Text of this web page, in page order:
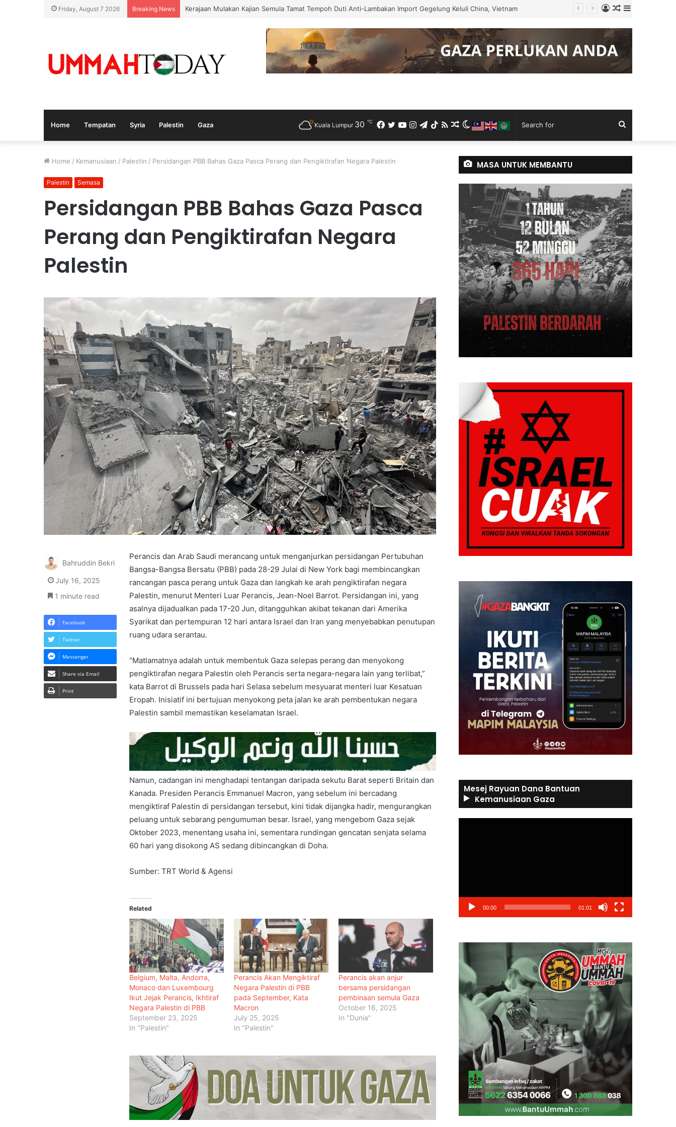
Friday, August 7 2026 Breaking News Kerajaan Mulakan Kajian Semula Tamat Tempoh Duti Anti-Lambakan Import Gegelung Keluli China, Vietnam
Random
Article
Log
In
Home Tempatan Syria Palestin Gaza
for
Switch
skin
Random
Article
RSS
TikTok
Telegram
Instagram
YouTube
Twitter
Facebook
Kuala Lumpur 30 ℃
Home / Kemanusiaan / Palestin / Persidangan PBB Bahas Gaza Pasca Perang dan Pengiktirafan Negara Palestin
Palestin Semasa
Persidangan PBB Bahas Gaza Pasca
Perang dan Pengiktirafan Negara
Palestin
Perancis dan Arab Saudi merancang untuk menganjurkan persidangan Pertubuhan
Bangsa-Bangsa Bersatu (PBB) pada 28-29 Julai di New York bagi membincangkan
rancangan pasca perang untuk Gaza dan langkah ke arah pengiktirafan negara
Palestin, menurut Menteri Luar Perancis, Jean-Noel Barrot. Persidangan ini, yang
asalnya dijadualkan pada 17-20 Jun, ditangguhkan akibat tekanan dari Amerika
Syarikat dan pertempuran 12 hari antara Israel dan Iran yang menyebabkan penutupan
ruang udara serantau.
“Matlamatnya adalah untuk membentuk Gaza selepas perang dan menyokong
pengiktirafan negara Palestin oleh Perancis serta negara-negara lain yang terlibat,”
kata Barrot di Brussels pada hari Selasa sebelum mesyuarat menteri luar Kesatuan
Eropah. Inisiatif ini bertujuan menyokong peta jalan ke arah pembentukan negara
Palestin sambil memastikan keselamatan Israel.
Namun, cadangan ini menghadapi tentangan daripada sekutu Barat seperti Britain dan
Kanada. Presiden Perancis Emmanuel Macron, yang sebelum ini bercadang
mengiktiraf Palestin di persidangan tersebut, kini tidak dijangka hadir, mengurangkan
peluang untuk sebarang pengumuman besar. Israel, yang mengebom Gaza sejak
Oktober 2023, menentang usaha ini, sementara rundingan gencatan senjata selama
60 hari yang disokong AS sedang dibincangkan di Doha.
Sumber: TRT World & Agensi
Related
Belgium, Malta, Andorra,
Monaco dan Luxembourg
Ikut Jejak Perancis, Ikhtiraf
Negara Palestin di PBB
September 23, 2025
In "Palestin"
Perancis Akan Mengiktiraf
Negara Palestin di PBB
pada September, Kata
Macron
July 25, 2025
In "Palestin"
Perancis akan anjur
bersama persidangan
pembinaan semula Gaza
October 16, 2025
In "Dunia"
Bahruddin Bekri
July 16, 2025
1 minute read
Facebook
Twitter
Messenger
Share via Email
Print
Malaysia Dipilih Jadi Tuan Rumah
Kongres Farmasi Dunia 2027
Malaysia-Hungary Perkukuh
Kerjasama Pertanian dan
MASA UNTUK MEMBANTU
Mesej Rayuan Dana Bantuan
Kemanusiaan Gaza
00:00 01:01